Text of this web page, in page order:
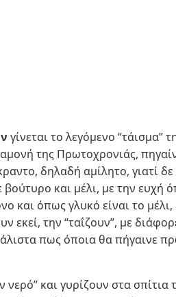
γίνεται το λεγόμενο “τάισμα”
της Πρωτοχρονιάς,
δηλαδή αμίλητο, γιατί δε
και μέλι, με την ευχή
και όπως γλυκό είναι το μέλι,
εκεί, την “ταΐζουν”, με
πως όποια θα πήγαινε
και γυρίζουν στα σπίτια